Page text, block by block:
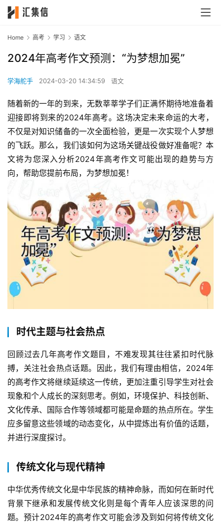
Home 高考 学习 语文
2024年高考作文预测：“为梦想加冕”
学海舵手 2024-03-20 14:34:59 语文
随着新的一年的到来，无数莘莘学子们正满怀期待地准备着
迎接即将到来的2024年高考。这场决定未来命运的大考，
不仅是对知识储备的一次全面检验，更是一次实现个人梦想
的飞跃。那么，我们该如何为这场关键战役做好准备呢？本
文将为您深入分析2024年高考作文可能出现的趋势与方
向，帮助您提前布局，为梦想加冕！
时代主题与社会热点
回顾过去几年高考作文题目，不难发现其往往紧扣时代脉
搏，关注社会热点话题。因此，我们有理由相信，2024年
的高考作文将继续延续这一传统，更加注重引导学生对社会
现象和个人成长的深刻思考。例如，环境保护、科技创新、
文化传承、国际合作等领域都可能是命题的热点所在。学生
应多留意这些领域的动态变化，从中提炼出有价值的话题，
并进行深度探讨。
传统文化与现代精神
中华优秀传统文化是中华民族的精神命脉，而如何在新时代
背景下继承和发展传统文化则是每个青年人应该深思的问
题。预计2024年的高考作文可能会涉及到如何将传统文化